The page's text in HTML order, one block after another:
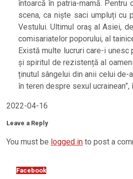
întoarcă în patria-mamă.
scena, ca niște saci umpluți cu
Vestului. Ultimul oraş al Asiei,
comisariatelor poporului, al
Există multe lucruri care-i
și spiritul de rezistență al
ținutul sângelui din anii celui
în teren despre sexul
2022-04-16
Leave a Reply
You must be logged in to post a
Facebook